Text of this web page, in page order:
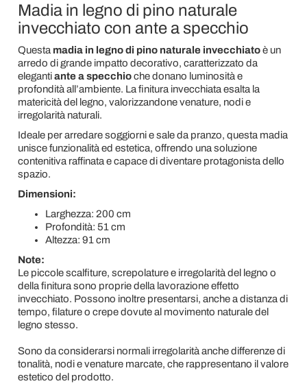
Madia in legno di pino naturale
invecchiato con ante a specchio
Questa madia in legno di pino naturale invecchiatoè un
arredo di grande impatto decorativo, caratterizzato da
elegantiante a specchioche donano luminosità e
profondità all’ambiente. La finitura invecchiata esalta la
matericità del legno, valorizzandone venature, nodi e
irregolarità naturali.
Ideale per arredare soggiorni e sale da pranzo, questa madia
unisce funzionalità ed estetica, offrendo una soluzione
contenitiva raffinata e capace di diventare protagonista dello
spazio.
Dimensioni:
Larghezza: 200 cm
Profondità: 51 cm
Altezza: 91 cm
Note:
Le piccole scalfiture, screpolature e irregolarità del legno o
della finitura sono proprie della lavorazione effetto
invecchiato. Possono inoltre presentarsi, anche a distanza di
tempo, filature o crepe dovute al movimento naturale del
legno stesso.
Sono da considerarsi normali irregolarità anche differenze di
tonalità, nodi e venature marcate, che rappresentano il valore
estetico del prodotto.